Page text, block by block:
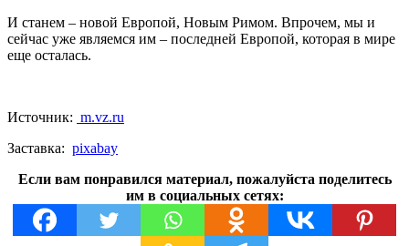
И станем – новой Европой, Новым Римом. Впрочем, мы и
сейчас уже являемся им – последней Европой, которая в мире
еще осталась.
Источник: m.vz.ru
Заставка: pixabay
Если вам понравился материал, пожалуйста поделитесь
им в социальных сетях: